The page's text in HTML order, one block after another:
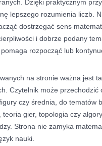
Dzięki praktycznym
lepszego rozumienia liczb.
dostrzegać sens
i dobrze podany
rozpocząć lub
na stronie ważna jest
Czytelnik może
czy średnia, do tematów
gier, topologia czy
Strona nie zamyka
nauki.